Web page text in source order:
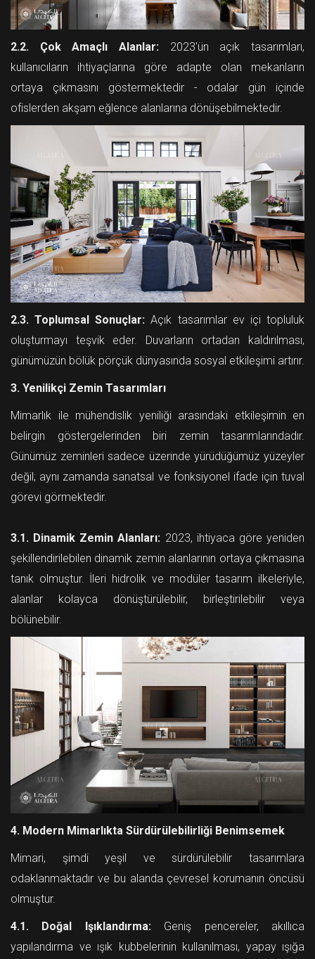
2.2. Çok Amaçlı Alanlar: 2023'ün açık tasarımları,
kullanıcıların ihtiyaçlarına göre adapte olan mekanların
ortaya çıkmasını göstermektedir - odalar gün içinde
ofislerden akşam eğlence alanlarına dönüşebilmektedir.
2.3. Toplumsal Sonuçlar:Açık tasarımlar ev içi topluluk
oluşturmayı teşvik eder. Duvarların ortadan kaldırılması,
günümüzün bölük pörçük dünyasında sosyal etkileşimi artırır.
3. Yenilikçi Zemin Tasarımları
Mimarlık ile mühendislik yeniliği arasındaki etkileşimin en
belirgin göstergelerinden biri zemin tasarımlarındadır.
Günümüz zeminleri sadece üzerinde yürüdüğümüz yüzeyler
değil; aynı zamanda sanatsal ve fonksiyonel ifade için tuval
görevi görmektedir.
3.1. Dinamik Zemin Alanları: 2023, ihtiyaca göre yeniden
şekillendirilebilen dinamik zemin alanlarının ortaya çıkmasına
tanık olmuştur. İleri hidrolik ve modüler tasarım ilkeleriyle,
alanlar kolayca dönüştürülebilir, birleştirilebilir veya
bölünebilir.
4. Modern Mimarlıkta Sürdürülebilirliği Benimsemek
Mimari, şimdi yeşil ve sürdürülebilir tasarımlara
odaklanmaktadır ve bu alanda çevresel korumanın öncüsü
olmuştur.
4.1. Doğal Işıklandırma:Geniş pencereler, akıllıca
yapılandırma ve ışık kubbelerinin kullanılması, yapay ışığa